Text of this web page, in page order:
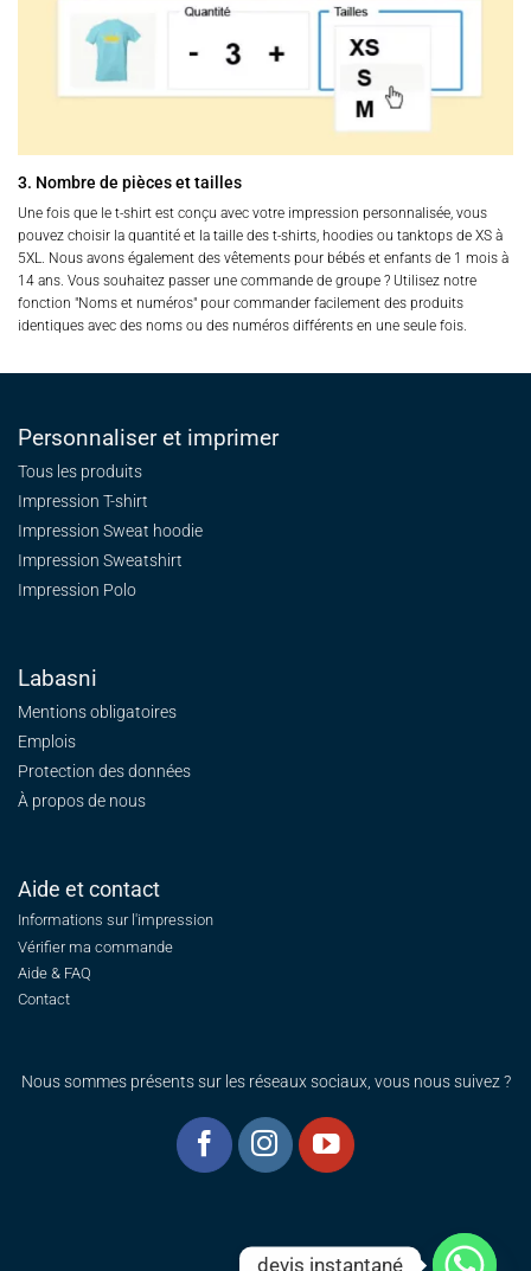
3. Nombre de pièces et tailles
Une fois que le t-shirt est conçu avec votre impression personnalisée, vous
pouvez choisir la quantité et la taille des t-shirts, hoodies ou tanktops de XS à
5XL. Nous avons également des vêtements pour bébés et enfants de 1 mois à
14 ans. Vous souhaitez passer une commande de groupe ? Utilisez notre
fonction "Noms et numéros" pour commander facilement des produits
identiques avec des noms ou des numéros différents en une seule fois.
Personnaliser et imprimer
Tous les produits
Impression T-shirt
Impression Sweat hoodie
Impression Sweatshirt
Impression Polo
Labasni
Mentions obligatoires
Emplois
Protection des données
À propos de nous
Aide et contact
Informations sur l'impression
Vérifier ma commande
Aide & FAQ
Contact
Nous sommes présents sur les réseaux sociaux, vous nous suivez ?
devis instantané